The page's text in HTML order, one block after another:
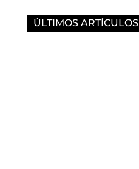
ÚLTIMOS ARTÍCULOS